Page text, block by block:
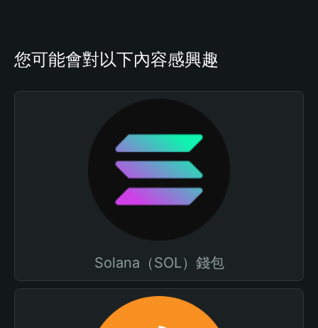
您可能會對以下內容感興趣
Solana（SOL）錢包